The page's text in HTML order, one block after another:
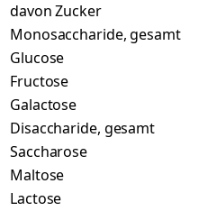
davon Zucker
Monosaccharide, gesamt
Glucose
Fructose
Galactose
Disaccharide, gesamt
Saccharose
Maltose
Lactose